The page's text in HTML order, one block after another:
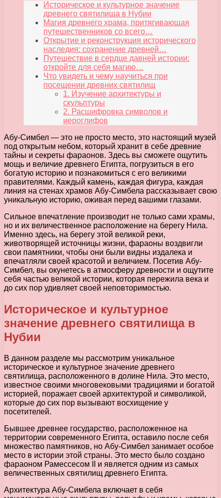
Историческое и культурное значение
древнего святилища в Нубии
Магия древнего храма, притягивающая
путешественников со всего…
Открытие и реконструкция исторического
наследия: сохранение древней…
Путешествие в сердце давней истории:
откройте для себя магию…
Что увидеть и чему научиться при
посещении древних святилищ
1. Изучение архитектуры и
скульптуры
2. Расшифровка символов и
иероглифов
Абу-Симбел — это не просто место, это настоящий музей
под открытым небом, который хранит в себе древние
тайны и секреты фараонов. Здесь вы сможете ощутить
мощь и величие древнего Египта, погрузиться в его
богатую историю и познакомиться с его великими
правителями. Каждый камень, каждая фигура, каждая
линия на стенах храмов Абу-Симбела рассказывает свою
уникальную историю, оживая перед вашими глазами.
Сильное впечатление производит не только сами храмы,
но и их величественное расположение на берегу Нила.
Именно здесь, на берегу этой великой реки,
животворящей источницы жизни, фараоны воздвигли
свои памятники, чтобы они были видны издалека и
впечатляли своей красотой и величием. Посетив Абу-
Симбел, вы окунетесь в атмосферу древности и ощутите
себя частью великой истории, которая пережила века и
до сих пор удивляет своей неповторимостью.
Историческое и культурное
значение древнего святилища в
Нубии
В данном разделе мы рассмотрим уникальное
историческое и культурное значение древнего
святилища, расположенного в долине Нила. Это место,
известное своими многовековыми традициями и богатой
историей, поражает своей архитектурой и символикой,
которые до сих пор вызывают восхищение у
посетителей.
Бывшее древнее государство, расположенное на
территории современного Египта, оставило после себя
множество памятников, но Абу-Симбел занимает особое
место в истории этой страны. Это место было создано
фараоном Рамессесом II и является одним из самых
величественных святилищ древнего Египта.
Архитектура Абу-Симбела включает в себя